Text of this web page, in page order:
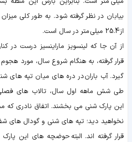
بیابان در نظر گرفته شود. به طور کلی
از 25.4 میلی متر در سال است.
از آن جا که لینسویز ماراینسیز درست در
قرار گرفته، به هنگام شروع سال، مورد
گیرد. آب باران در دره های میان تپه
طی شش ماهه اول سال، تالاب های
این پارک شنی می بخشند. اتفاق نادری
نخواهید دید؛ تپه های شنی و گودال های
قرار گرفته اند. البته حوضچه های این